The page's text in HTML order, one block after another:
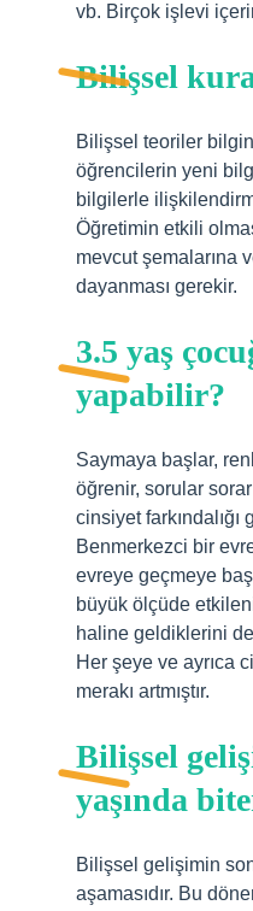
vb. Birçok işlevi
Bilişsel
Bilişsel teoriler
öğrencilerin yeni
bilgilerle
Öğretimin etkili
mevcut şemalarına
dayanması gerekir.
3.5 yaş
yapabilir?
Saymaya başlar,
öğrenir, sorular
cinsiyet farkındalığı
Benmerkezci bir
evreye geçmeye
büyük ölçüde
haline geldiklerini
Her şeye ve ayrıca
merakı artmıştır.
Bilişsel
yaşında
Bilişsel gelişimin
aşamasıdır. Bu